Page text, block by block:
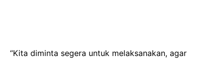
“Kita diminta segera untuk melaksanakan, agar